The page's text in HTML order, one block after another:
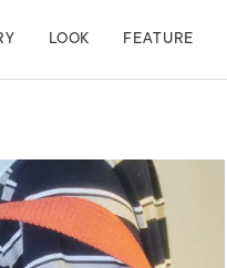
LOOK FEATURE